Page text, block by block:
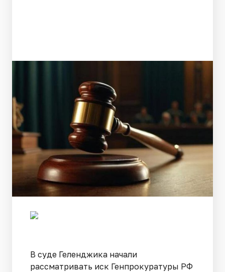
В суде Геленджика начали
рассматривать иск Генпрокуратуры РФ